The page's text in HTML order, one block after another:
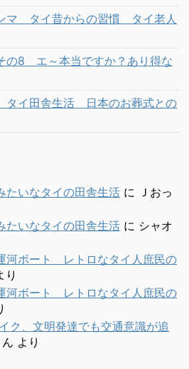
マ タイ昔からの習慣 タイ老人
の8 エ～本当ですか？あり得な
タイ田舎生活 日本のお葬式との
いなタイの田舎生活 に Ｊおっ
いなタイの田舎生活 に シャオ
ボート レトロなタイ人庶民の
り
ボート レトロなタイ人庶民の
ク、文明発達でも交通意識が追
より